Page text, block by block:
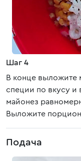
Шаг 4
В конце выложите
специи по вкусу и
майонез
Выложите
Подача